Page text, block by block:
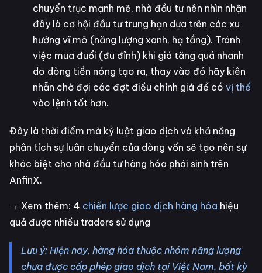
chuyển trục mạnh mẽ, nhà đầu tư nên nhìn nhận
đây là cơ hội đầu tư trung hạn dựa trên các xu
hướng vĩ mô (năng lượng xanh, hạ tầng). Tránh
việc mua đuổi (đu đỉnh) khi giá tăng quá nhanh
do dòng tiền nóng tạo ra, thay vào đó hãy kiên
nhẫn chờ đợi các đợt điều chỉnh giá để có vị thế
vào lệnh tốt hơn.
Đây là thời điểm mà kỷ luật giao dịch và khả năng
phân tích sự luân chuyển của dòng vốn sẽ tạo nên sự
khác biệt cho nhà đầu tư hàng hóa phái sinh trên
AnfinX.
→ Xem thêm: 4 chiến lược giao dịch hàng hóa hiệu
quả được nhiều traders sử dụng
Lưu ý: Hiện nay, hàng hóa thuộc nhóm năng lượng
chưa được cấp phép giao dịch tại Việt Nam, bất kỳ